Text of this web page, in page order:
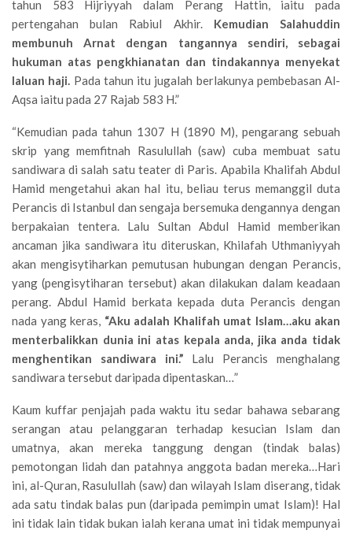
tahun 583 Hijriyyah dalam Perang Hattin, iaitu pada
pertengahan bulan Rabiul Akhir. Kemudian Salahuddin
membunuh Arnat dengan tangannya sendiri, sebagai
hukuman atas pengkhianatan dan tindakannya menyekat
laluan haji. Pada tahun itu jugalah berlakunya pembebasan Al-
Aqsa iaitu pada 27 Rajab 583 H.”
“Kemudian pada tahun 1307 H (1890 M), pengarang sebuah
skrip yang memfitnah Rasulullah (saw) cuba membuat satu
sandiwara di salah satu teater di Paris. Apabila Khalifah Abdul
Hamid mengetahui akan hal itu, beliau terus memanggil duta
Perancis di Istanbul dan sengaja bersemuka dengannya dengan
berpakaian tentera. Lalu Sultan Abdul Hamid memberikan
ancaman jika sandiwara itu diteruskan, Khilafah Uthmaniyyah
akan mengisytiharkan pemutusan hubungan dengan Perancis,
yang (pengisytiharan tersebut) akan dilakukan dalam keadaan
perang. Abdul Hamid berkata kepada duta Perancis dengan
nada yang keras, “Aku adalah Khalifah umat Islam…aku akan
menterbalikkan dunia ini atas kepala anda, jika anda tidak
menghentikan sandiwara ini.” Lalu Perancis menghalang
sandiwara tersebut daripada dipentaskan…”
Kaum kuffar penjajah pada waktu itu sedar bahawa sebarang
serangan atau pelanggaran terhadap kesucian Islam dan
umatnya, akan mereka tanggung dengan (tindak balas)
pemotongan lidah dan patahnya anggota badan mereka…Hari
ini, al-Quran, Rasulullah (saw) dan wilayah Islam diserang, tidak
ada satu tindak balas pun (daripada pemimpin umat Islam)! Hal
ini tidak lain tidak bukan ialah kerana umat ini tidak mempunyai